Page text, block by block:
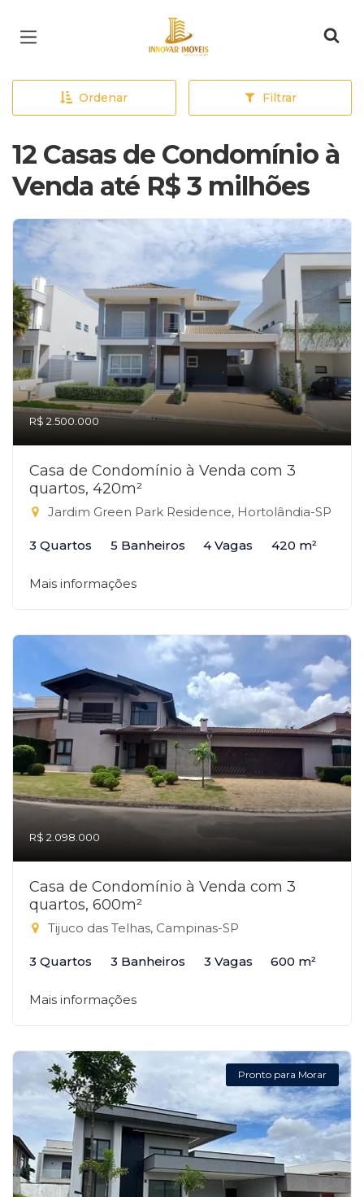
Página inicial
Ordenar Filtrar
12 Casas de Condomínio à
Venda até R$ 3 milhões
R$ 2.500.000
Casa de Condomínio à Venda com 3
quartos, 420m²
Jardim Green Park Residence, Hortolândia-SP
3 Quartos 5 Banheiros 4 Vagas 420 m²
Mais informações
R$ 2.098.000
Casa de Condomínio à Venda com 3
quartos, 600m²
Tijuco das Telhas, Campinas-SP
3 Quartos 3 Banheiros 3 Vagas 600 m²
Mais informações
Pronto para Morar